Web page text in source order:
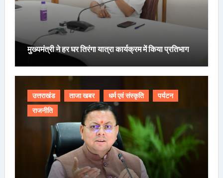
मुख्यमंत्री ने हर घर तिरंगा यात्रा कार्यक्रम में किया प्रतिभाग
उत्तराखंड ताजा खबर धर्म एवं संस्कृति
पर्यटन
राजनीति